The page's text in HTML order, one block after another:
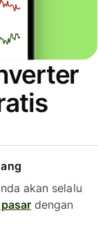
akan selalu
dengan